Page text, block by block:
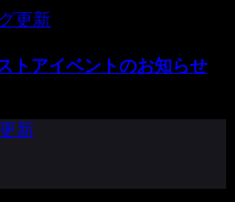
更新
トアイベントのお知らせ
新